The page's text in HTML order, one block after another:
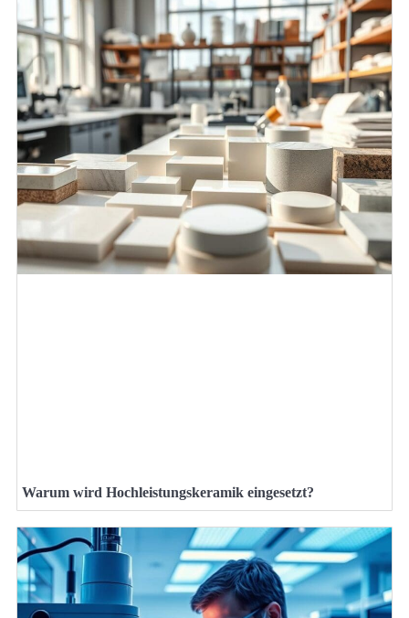
Warum wird Hochleistungskeramik eingesetzt?